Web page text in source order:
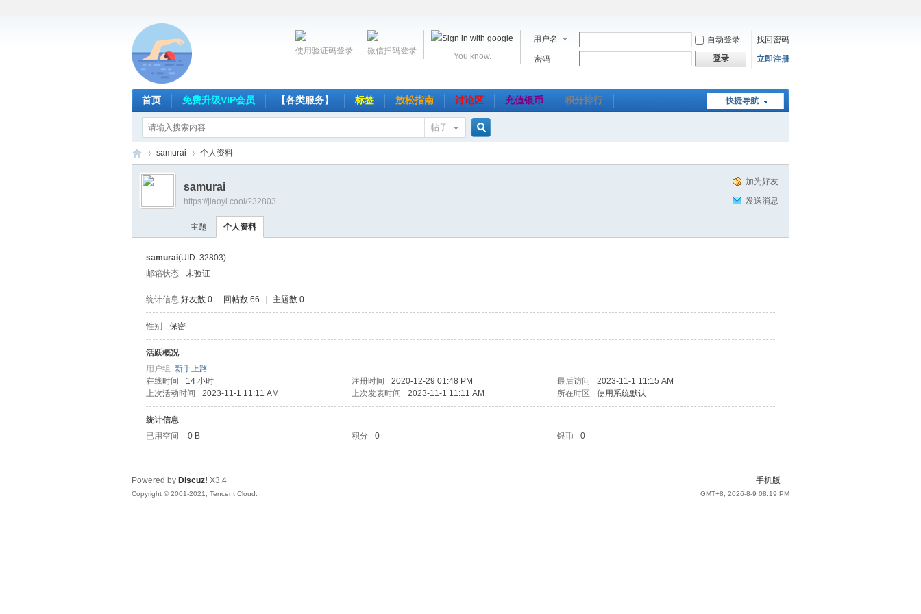
用户名 自动登录
找回密码
密码
登录 立即注册
You know.
微信扫码登录
使用验证码登录
快捷导航
首页 免费升级VIP会员 【各类服务】 标签 放松指南 讨论区 充值银币 积分排行
帖子
网
›
samurai 个人资料
加为好友
发送消息
samurai
https://jiaoyi.cool/?32803
主题 个人资料
samurai(UID: 32803)
邮箱状态
未验证
统计信息 好友数 0 回帖数 66 主题数 0
性别 保密
活跃概况
用户组 新手上路
在线时间
14 小时 注册时间 2020-12-29 01:48 PM 最后访问
2023-11-1 11:15 AM
上次活动时间
2023-11-1 11:11 AM 上次发表时间 2023-11-1 11:11 AM 所在时区 使用系统默认
统计信息
已用空间
0 B 积分 0 银币 0
手机版
GMT+8, 2026-8-9 08:19 PM
Powered by Discuz! X3.4
Copyright © 2001-2021, Tencent Cloud.